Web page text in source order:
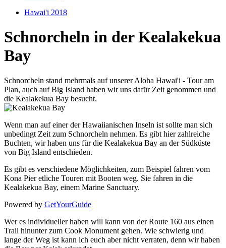
Hawai'i 2018
Schnorcheln in der Kealakekua
Bay
Schnorcheln stand mehrmals auf unserer Aloha Hawai'i - Tour am
Plan, auch auf Big Island haben wir uns dafür Zeit genommen und
die Kealakekua Bay besucht.
Wenn man auf einer der Hawaiianischen Inseln ist sollte man sich
unbedingt Zeit zum Schnorcheln nehmen. Es gibt hier zahlreiche
Buchten, wir haben uns für die Kealakekua Bay an der Südküste
von Big Island entschieden.
Es gibt es verschiedene Möglichkeiten, zum Beispiel fahren vom
Kona Pier etliche Touren mit Booten weg. Sie fahren in die
Kealakekua Bay, einem Marine Sanctuary.
Powered by GetYourGuide
Wer es individueller haben will kann von der Route 160 aus einen
Trail hinunter zum Cook Monument gehen. Wie schwierig und
lange der Weg ist kann ich euch aber nicht verraten, denn wir haben